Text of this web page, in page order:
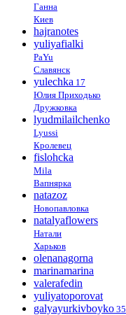
Ганна
Киев
hajranotes
yuliyafialki
PaYu
Славянск
yulechka 17
Юлия Приходько
Дружковка
lyudmilailchenko
Lyussi
Кролевец
fislohcka
Mila
Вапнярка
natazoz
Новопавловка
natalyaflowers
Натали
Харьков
olenanagorna
marinamarina
valerafedin
yuliyatoporovat
galyayurkivboyko 35